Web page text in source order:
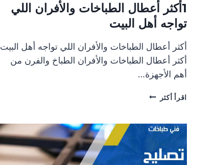
1أكثر أعطال الطباخات والأفران اللي
تواجه أهل البيت
أكثر أعطال الطباخات والأفران اللي تواجه أهل البيت
أكثر أعطال الطباخات والأفران الطباخ والفرن من
أهم الأجهزة…
اقرأ أكثر
1أكثر
والأفران
تواجه
أهل